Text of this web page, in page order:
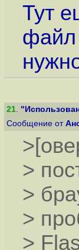
Тут
файл
21.
Сообщение от
>
>
>
>